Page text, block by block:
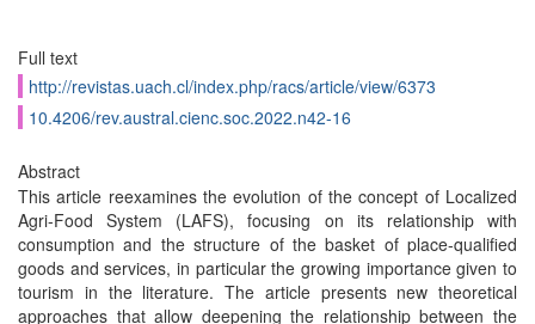
Full text
http://revistas.uach.cl/index.php/racs/article/view/6373
10.4206/rev.austral.cienc.soc.2022.n42-16
Abstract
This article reexamines the evolution of the concept of Localized
Agri-Food System (LAFS), focusing on its relationship with
consumption and the structure of the basket of place-qualified
goods and services, in particular the growing importance given to
tourism in the literature. The article presents new theoretical
approaches that allow deepening the relationship between the